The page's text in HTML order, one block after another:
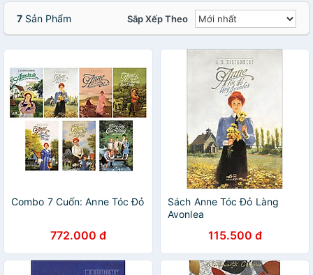
7 Sản Phẩm Sắp Xếp Theo
Combo 7 Cuốn: Anne Tóc Đỏ
772.000 đ
Sách Anne Tóc Đỏ Làng
Avonlea
115.500 đ